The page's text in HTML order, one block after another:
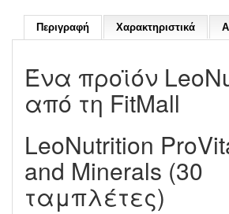
Περιγραφή Χαρακτηριστικά
Ένα προϊόν
από τη FitMall
LeoNutrition
and Minerals (30
ταμπλέτες)